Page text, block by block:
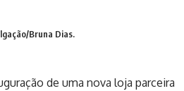
Bruna Dias.
de uma nova loja parceira